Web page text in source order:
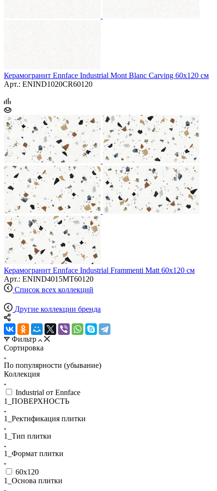
Керамогранит Ennface Industrial Mont Blanc Carving 60x120 см
Арт.: ENIND1020CR60120
Керамогранит Ennface Industrial Frammenti Matt 60x120 см
Арт.: ENIND4015MT60120
Список всех коллекций
Другие коллекции бренда
Фильтр
Сортировка
По популярности (убывание)
Коллекция
Industrial от Ennface
1_ПОВЕРХНОСТЬ
1_Ректификация плитки
1_Тип плитки
1_Формат плитки
60x120
1_Основа плитки